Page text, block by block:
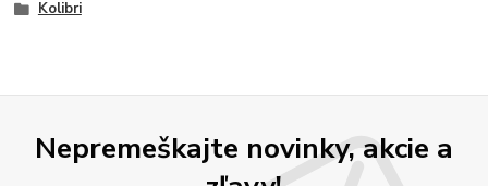
Kolibri
Nepremeškajte novinky, akcie a